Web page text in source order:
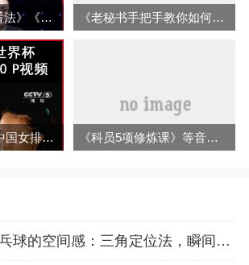
梁宏达《老梁有看法》《老梁看象>全集音频（完结）百度网盘下载 《老秘书手把手教你如何在体制内破局与逆袭》等音频视频全集百度网盘下载
2011女排世界怀中国女排世界女排高清视频合集 百度网盘下载 《科员5项修炼课》等音频视频全集百度网盘下载
开发打乒乓球的空间感：三角定位法，瞬间找准最佳击球点